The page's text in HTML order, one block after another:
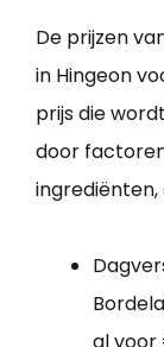
De prijzen
in Hingeon
prijs die
door